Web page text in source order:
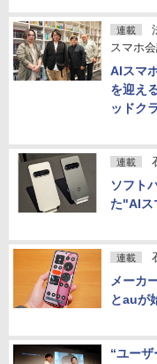
連載
スマホ会
AIスマ
を迎え
ッドク
連載
ソフト
た"AIス
連載
メーカ
とauが
“ユー